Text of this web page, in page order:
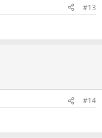
#13
#14